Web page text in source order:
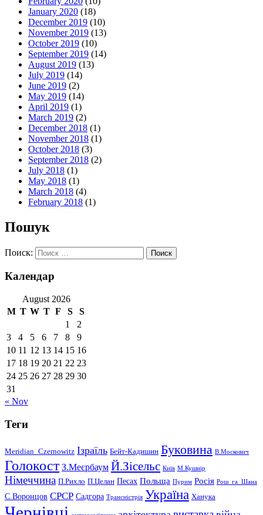
January 2020 (18)
December 2019 (10)
November 2019 (13)
October 2019 (10)
September 2019 (14)
August 2019 (13)
July 2019 (14)
June 2019 (2)
May 2019 (14)
April 2019 (1)
March 2019 (2)
December 2018 (1)
November 2018 (1)
October 2018 (3)
September 2018 (2)
July 2018 (1)
May 2018 (1)
March 2018 (4)
February 2018 (1)
Пошук
Поиск:
Календар
August 2026
M T W T F S
S
1
2
3
4 5 6 7 8
9
10 11 12 13 14 15 16
17 18 19 20 21 22 23
24 25 26 27 28 29 30
31
« Nov
Теги
Meridian_Czernowitz Ізраїль Бейт-Кадишин Буковина В.Москович
Голокост З.Меєрбаум Й.Зісельс Київ М.Кушнір
Німеччина П.Рихло П.Целан Песах Польща Пурим Росія Рош_га_Шана
С.Воронцов СРСР Садгора Трансністрія Україна Ханука